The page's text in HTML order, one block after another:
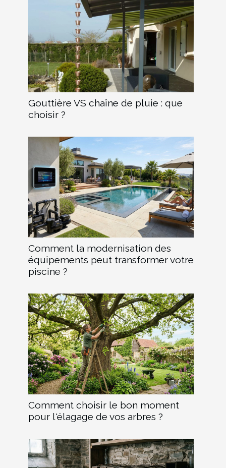
Gouttière VS chaîne de pluie : que
choisir ?
Comment la modernisation des
équipements peut transformer votre
piscine ?
Comment choisir le bon moment
pour l'élagage de vos arbres ?